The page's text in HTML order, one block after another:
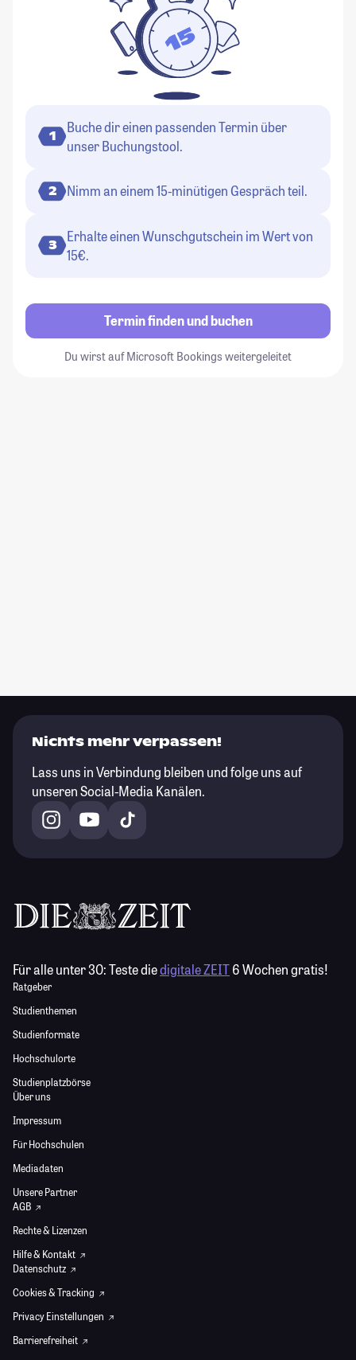
1
Buche dir einen passenden Termin über
unser Buchungstool.
2 Nimm an einem 15-minütigen Gespräch teil.
3
Erhalte einen Wunschgutschein im Wert von
15€.
Termin finden und buchen
Du wirst auf Microsoft Bookings weitergeleitet
Nichts mehr verpassen!
Lass uns in Verbindung bleiben und folge uns auf
unseren Social-Media Kanälen.
Für alle unter 30:Teste diedigitale ZEIT6 Wochen gratis!
Ratgeber
Studienthemen
Studienformate
Hochschulorte
Studienplatzbörse
Über uns
Impressum
Für Hochschulen
Mediadaten
Unsere Partner
AGB
Rechte & Lizenzen
Hilfe & Kontakt
Datenschutz
Cookies & Tracking
Privacy Einstellungen
Barrierefreiheit